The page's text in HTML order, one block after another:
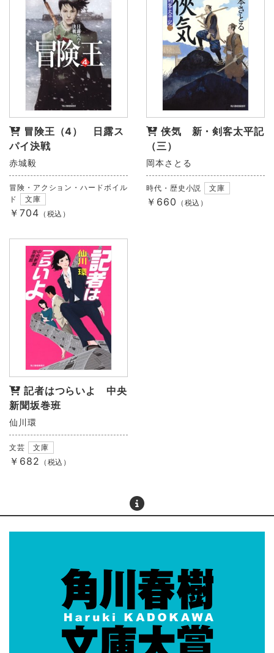
冒険王（4） 日露ス
パイ決戦
赤城毅
冒険・アクション・ハードボイル
ド
文庫
￥704 （税込）
侠気 新・剣客太平記
（三）
岡本さとる
時代・歴史小説 文庫
￥660 （税込）
記者はつらいよ 中央
新聞坂巻班
仙川環
文芸 文庫
￥682 （税込）